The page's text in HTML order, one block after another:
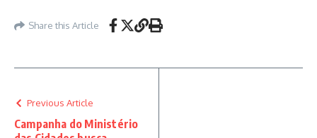
Share this Article
Previous Article
Campanha do Ministério